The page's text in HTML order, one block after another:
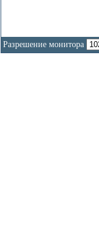
Разрешение монитора